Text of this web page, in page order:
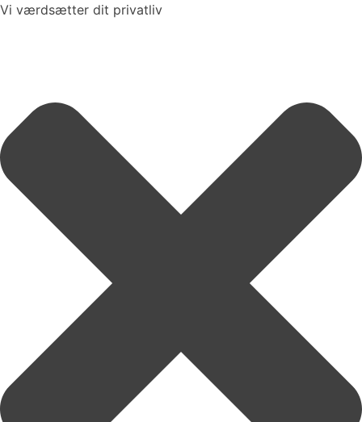
Vi værdsætter dit privatliv